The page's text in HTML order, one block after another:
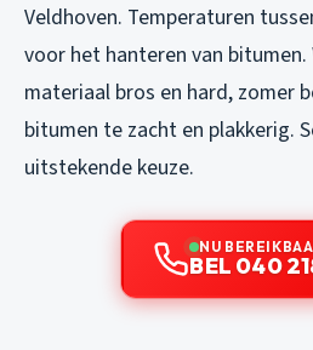
Veldhoven. Temperaturen
voor het hanteren van
materiaal bros en hard, zomer
bitumen te zacht en plakkerig.
uitstekende keuze.
NU
BEL 040